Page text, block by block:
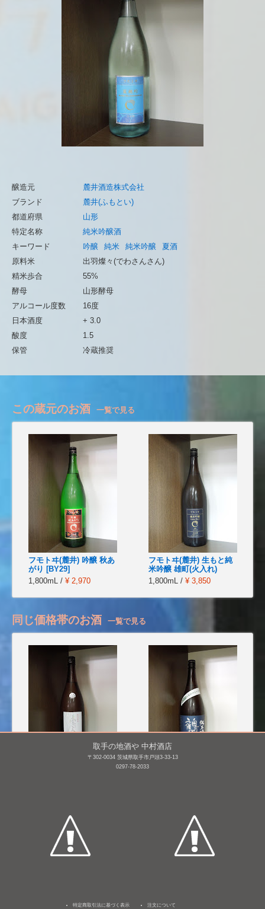
醸造元
麓井酒造株式会社
ブランド
麓井(ふもとい)
都道府県
山形
特定名称
純米吟醸酒
キーワード
吟醸 純米 純米吟醸
夏酒
原料米
出羽燦々(でわさんさん)
精米歩合
55%
酵母
山形酵母
アルコール度数
16度
日本酒度
+ 3.0
酸度
1.5
保管
冷蔵推奨
この蔵元のお酒 一覧で見る
フモトヰ(麓井) 吟醸 秋あ
がり [BY29]
1,800mL / ¥ 2,970
フモトヰ(麓井) 生もと純
米吟醸 雄町(火入れ)
1,800mL / ¥ 3,850
同じ価格帯のお酒 一覧で見る
鶴齢 純米 山田錦 65% 生
取手の地酒や 中村酒店
〒302-0034 茨城県取手市戸頭3-33-13
0297-78-2033
特定商取引法に基づく表示 注文について